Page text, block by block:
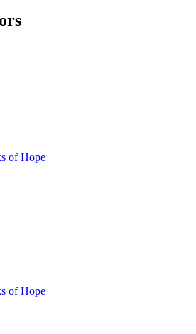
of Hope
of Hope